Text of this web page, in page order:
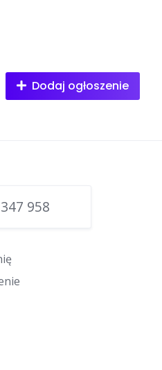
Dodaj ogłoszenie
958